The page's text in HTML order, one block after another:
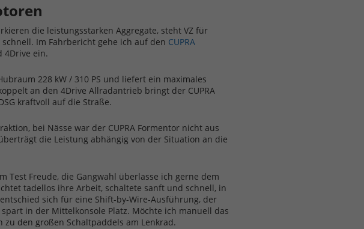
die leistungsstarken Aggregate, steht VZ für
Im Fahrbericht gehe ich auf den CUPRA
4Drive ein.
228 kW / 310 PS und liefert ein maximales
an den 4Drive Allradantrieb bringt der CUPRA
kraftvoll auf die Straße.
bei Nässe war der CUPRA Formentor nicht aus
die Leistung abhängig von der Situation an die
Test Freude, die Gangwahl überlasse ich gerne dem
tadellos ihre Arbeit, schaltete sanft und schnell, in
sich für eine Shift-by-Wire-Ausführung, der
in der Mittelkonsole Platz. Möchte ich manuell das
den großen Schaltpaddels am Lenkrad.